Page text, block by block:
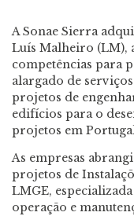
A Sonae Sierra
Luís Malheiro (LM),
competências para
alargado de
projetos de
edifícios para o
projetos em
​As empresas
projetos de
LMGE,
operação e